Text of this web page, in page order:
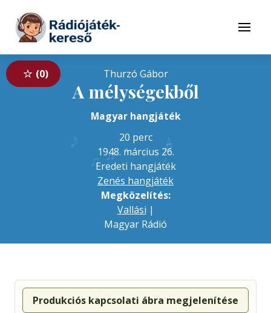
Tovább a tartalomhoz
Menü
0
♪
♫ ♬
♪
♩
♫
♪
♬
Thurzó Gábor‏‎
A mélységekből
Magyar hangjáték
20 perc
1948. március 26.
Eredeti hangjáték
Zenés hangjáték
Megközelítés:
Vallási |
Magyar Rádió
Produkciós kapcsolati ábra megjelenítése